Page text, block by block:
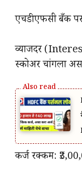
एचडीएफसी बँक
व्याजदर
स्कोअर चांगला
कर्ज रक्कम: